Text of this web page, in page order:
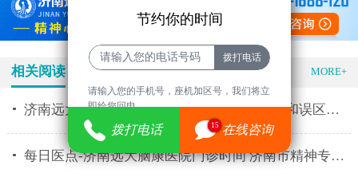
节约你的时间
请输入您的手机号，座机加区号，我们将立
即给您回电。
拨打电话 15 在线咨询
相关阅读 特色医疗 MORE+
济南远大精神专科医院推荐 精神分裂的表现和误区有什
每日医点-济南远大脑康医院门诊时间 济南市精神专科医